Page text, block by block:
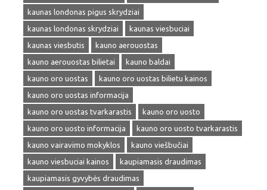
kaunas londonas pigus skrydziai
kaunas londonas skrydziai
kaunas viesbuciai
kaunas viesbutis
kauno aerouostas
kauno aerouostas bilietai
kauno baldai
kauno oro uostas
kauno oro uostas bilietu kainos
kauno oro uostas informacija
kauno oro uostas tvarkarastis
kauno oro uosto
kauno oro uosto informacija
kauno oro uosto tvarkarastis
kauno vairavimo mokyklos
kauno viešbučiai
kauno viesbuciai kainos
kaupiamasis draudimas
kaupiamasis gyvybės draudimas